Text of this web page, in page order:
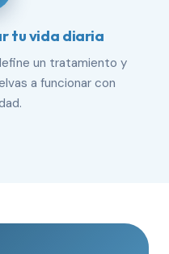
tu vida diaria
un tratamiento y
a funcionar con